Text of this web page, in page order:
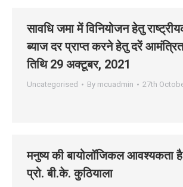
सावधि जमा में विनियोजन हेतु
ब्याज दर प्राप्त करने हेतु दरें
तिथि 29 अक्‍टूबर, 2021
Uncategorised By mcuadmin 27th
मनुष्य की बायोलॉजिकल आवश्यकता है
प्रो. बी.के. कुठियाला